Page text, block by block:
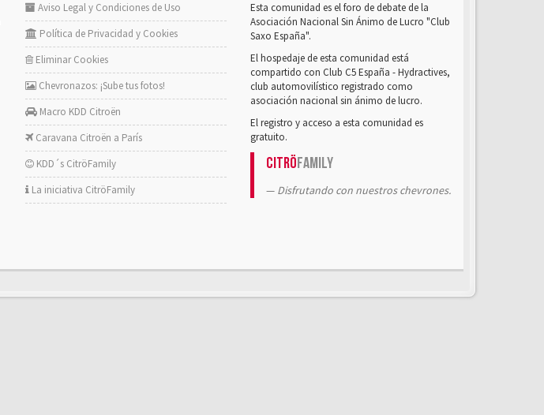
Aviso Legal y Condiciones de Uso
Política de Privacidad y Cookies
Eliminar Cookies
Chevronazos: ¡Sube tus fotos!
Macro KDD Citroën
Caravana Citroën a París
KDD´s CitröFamily
La iniciativa CitröFamily
Esta comunidad es el foro de debate de la
Asociación Nacional Sin Ánimo de Lucro "Club
Saxo España".
El hospedaje de esta comunidad está
compartido con Club C5 España - Hydractives,
club automovilístico registrado como
asociación nacional sin ánimo de lucro.
El registro y acceso a esta comunidad es
gratuito.
CitröFamily
Disfrutando con nuestros chevrones.